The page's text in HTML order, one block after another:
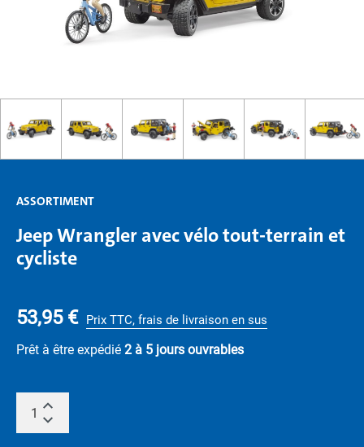
ASSORTIMENT
Jeep Wrangler avec vélo tout-terrain et
cycliste
53,95 € Prix TTC, frais de livraison en sus
Prêt à être expédié 2 à 5 jours ouvrables